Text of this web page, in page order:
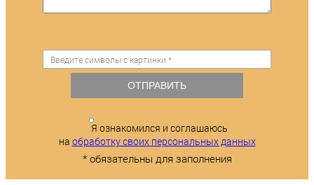
ОТПРАВИТЬ
Я ознакомился и соглашаюсь
на обработку своих персональных данных
* обязательны для заполнения